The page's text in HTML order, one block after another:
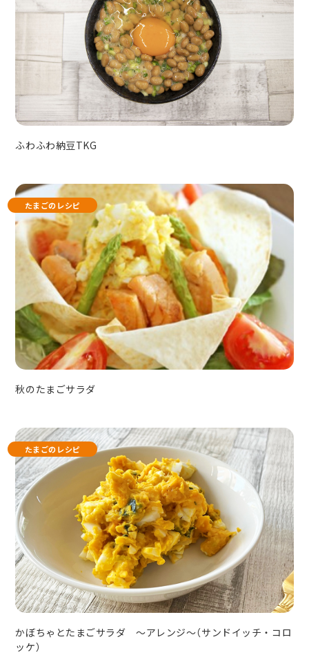
ふわふわ納豆TKG
たまごのレシピ
秋のたまごサラダ
たまごのレシピ
かぼちゃとたまごサラダ ～アレンジ～（サンドイッチ・コロ
ッケ）